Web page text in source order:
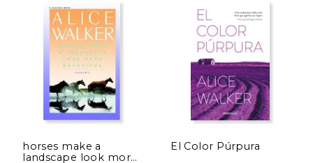
Rápido
horses make a
landscape look more
El Color Púrpura